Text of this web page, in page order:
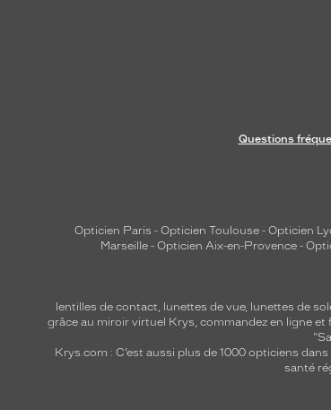
Questions
Opticien Paris - Opticien Toulouse - Opticien
Marseille - Opticien Aix-en-Provence -
lentilles de contact, lunettes de vue, lunettes de
grâce au miroir virtuel Krys, commandez en ligne
Krys.com : C’est aussi plus de 1000 opticiens
santé